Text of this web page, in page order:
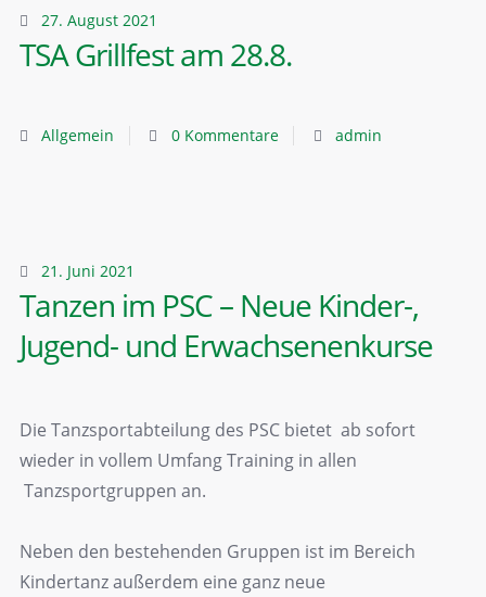
27. August 2021
TSA Grillfest am 28.8.
Allgemein 0 Kommentare admin
21. Juni 2021
Tanzen im PSC – Neue Kinder-,
Jugend- und Erwachsenenkurse
Die Tanzsportabteilung des PSC bietet ab sofort
wieder in vollem Umfang Training in allen
Tanzsportgruppen an.
Neben den bestehenden Gruppen ist im Bereich
Kindertanz außerdem eine ganz neue